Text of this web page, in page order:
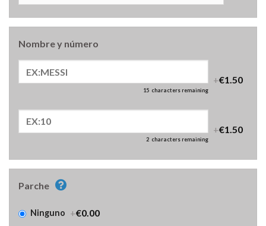
Nombre y número
15 characters remaining
+€1.50
2 characters remaining
+€1.50
Parche
Ninguno +€0.00